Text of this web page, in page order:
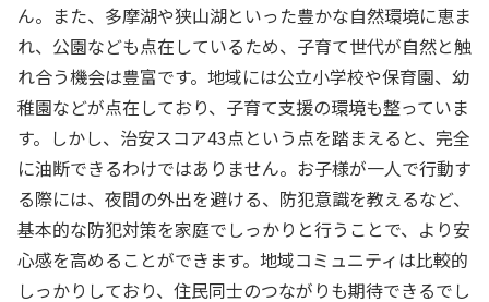
ん。また、多摩湖や狭山湖といった豊かな自然環境に恵ま
れ、公園なども点在しているため、子育て世代が自然と触
れ合う機会は豊富です。地域には公立小学校や保育園、幼
稚園などが点在しており、子育て支援の環境も整っていま
す。しかし、治安スコア43点という点を踏まえると、完全
に油断できるわけではありません。お子様が一人で行動す
る際には、夜間の外出を避ける、防犯意識を教えるなど、
基本的な防犯対策を家庭でしっかりと行うことで、より安
心感を高めることができます。地域コミュニティは比較的
しっかりしており、住民同士のつながりも期待できるでし